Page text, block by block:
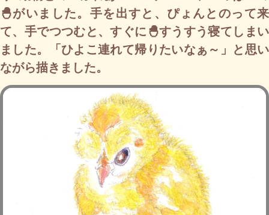
🐣がいました。手を出すと、ぴょんとのって来
て、手でつつむと、すぐに🐣すうすう寝てしまい
ました。「ひよこ連れて帰りたいなぁ～」と思い
ながら描きました。